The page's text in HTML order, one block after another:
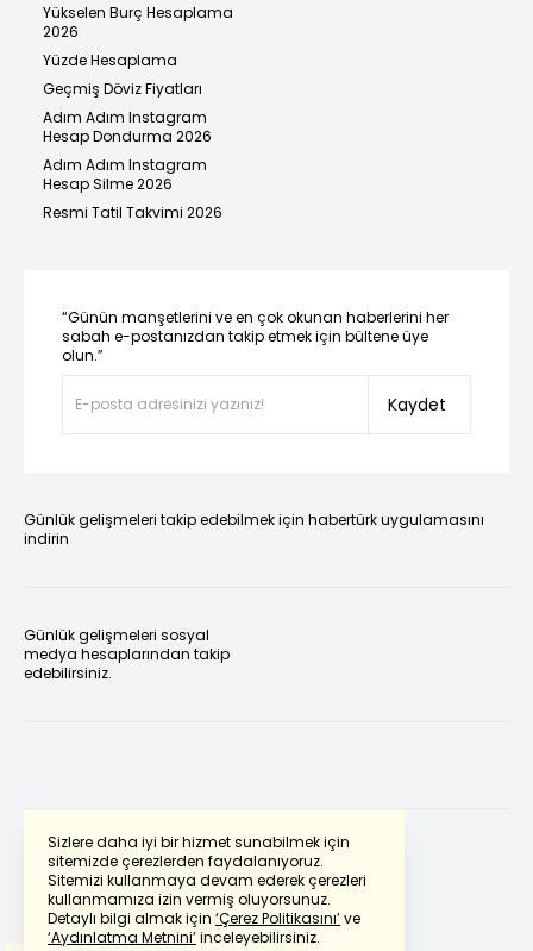
Sizlere daha iyi bir hizmet sunabilmek için
sitemizde çerezlerden faydalanıyoruz.
Sitemizi kullanmaya devam ederek çerezleri
kullanmamıza izin vermiş oluyorsunuz.
Detaylı bilgi almak için ‘Çerez Politikasını’ve
‘Aydınlatma Metnini’inceleyebilirsiniz.
Yükselen Burç Hesaplama
2026
Yüzde Hesaplama
Geçmiş Döviz Fiyatları
Adım Adım Instagram
Hesap Dondurma 2026
Adım Adım Instagram
Hesap Silme 2026
Resmi Tatil Takvimi 2026
“Günün manşetlerini ve en çok okunan haberlerini her
sabah e-postanızdan takip etmek için bültene üye
olun.”
Kaydet
Günlük gelişmeleri takip edebilmek için habertürk uygulamasını
indirin
Günlük gelişmeleri sosyal
medya hesaplarından takip
edebilirsiniz.
Powered by Translate